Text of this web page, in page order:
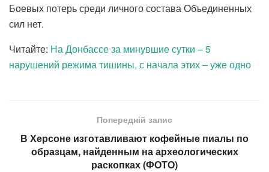
Боевых потерь среди личного состава Объединенных
сил нет.
Читайте: На Донбассе за минувшие сутки – 5
нарушений режима тишины, с начала этих – уже одно
Попередній запис
В Херсоне изготавливают кофейные пиалы по
образцам, найденным на археологических
раскопках (ФОТО)